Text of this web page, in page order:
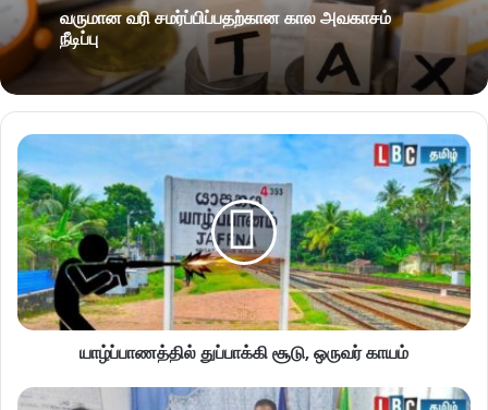
வருமான வரி சமர்ப்பிப்பதற்கான கால அவகாசம்
நீடிப்பு
யாழ்ப்பாணத்தில் துப்பாக்கி சூடு, ஒருவர் காயம்